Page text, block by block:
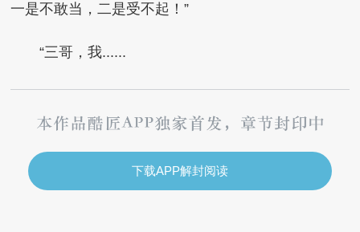
一是不敢当，二是受不起！”
“三哥，我......
下载APP解封阅读